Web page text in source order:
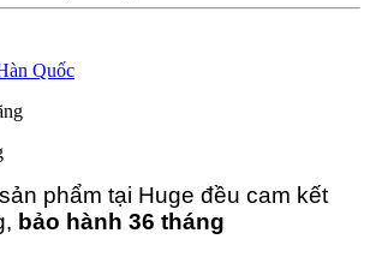
Quốc
phẩm tại Huge đều cam kết
bảo hành 36 tháng